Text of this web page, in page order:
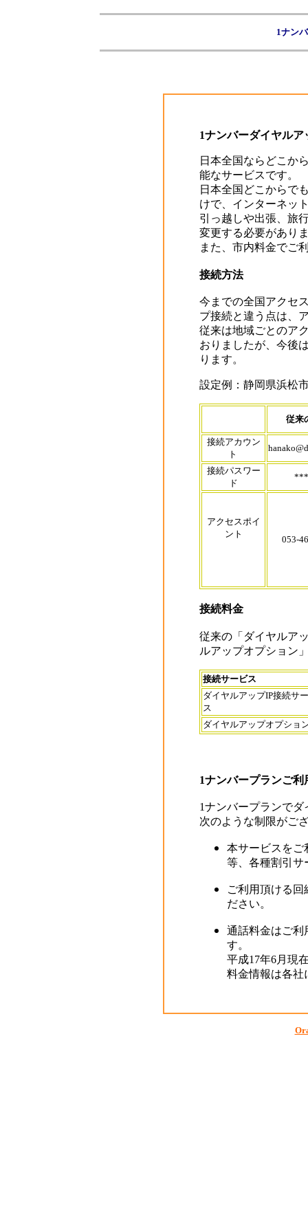
1ナン
1ナンバーダイヤルア
日本全国ならどこか
能なサービスです。
日本全国どこからで
けで、インターネッ
引っ越しや出張、旅
変更する必要があり
また、市内料金でご
接続方法
今までの全国アクセ
プ接続と違う点は、
従来は地域ごとのア
おりましたが、今後
ります。
設定例：静岡県浜松
従来
接続アカウン
ト
接続パスワー
ド
アクセスポイ
ント
053-
接続料金
従来の「ダイヤルア
ルアップオプション
接続サービス
ダイヤルアップIP接続サ
ス
ダイヤルアップオプショ
1ナンバープランご
1ナンバープランで
次のような制限がご
本サービスをご
等、各種割引サ
ご利用頂ける回
ださい。
通話料金はご利
す。
平成17年6月現
料金情報は各社